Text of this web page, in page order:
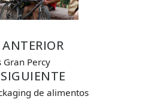
Gran Percy
de alimentos